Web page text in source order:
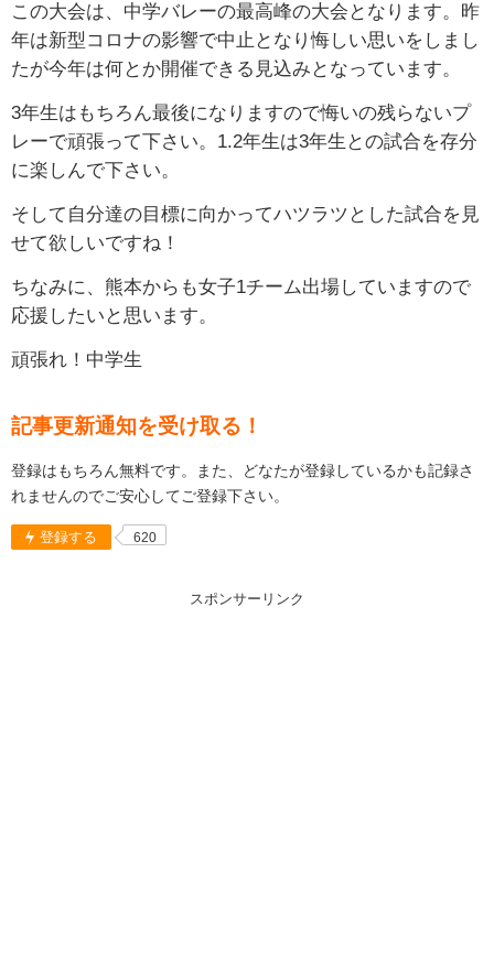
この大会は、中学バレーの最高峰の大会となります。昨
年は新型コロナの影響で中止となり悔しい思いをしまし
たが今年は何とか開催できる見込みとなっています。
3年生はもちろん最後になりますので悔いの残らないプ
レーで頑張って下さい。1.2年生は3年生との試合を存分
に楽しんで下さい。
そして自分達の目標に向かってハツラツとした試合を見
せて欲しいですね！
ちなみに、熊本からも女子1チーム出場していますので
応援したいと思います。
頑張れ！中学生
記事更新通知を受け取る！
登録はもちろん無料です。また、どなたが登録しているかも記録さ
れませんのでご安心してご登録下さい。
登録する 620
スポンサーリンク